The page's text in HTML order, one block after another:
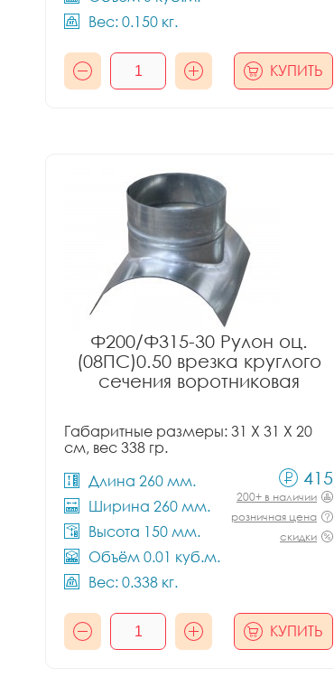
Вес: 0.150 кг.
КУПИТЬ
Ф200/Ф315-30 Рулон оц.
(08ПС)0.50 врезка круглого
сечения воротниковая
Габаритные размеры: 31 X 31 X 20
см, вес 338 гр.
Длина 260 мм.
Ширина 260 мм.
Высота 150 мм.
Объём 0.01 куб.м.
Вес: 0.338 кг.
415
200+ в наличии
розничная цена
скидки
КУПИТЬ